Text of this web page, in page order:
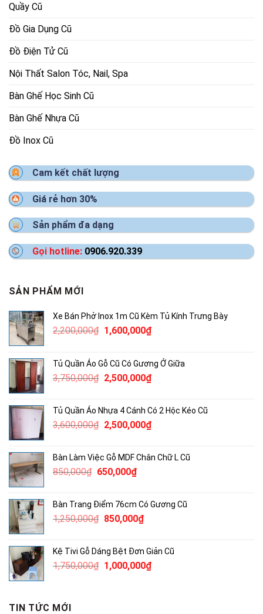
Quầy Cũ
Đồ Gia Dụng Cũ
Đồ Điện Tử Cũ
Nội Thất Salon Tóc, Nail, Spa
Bàn Ghế Học Sinh Cũ
Bàn Ghế Nhựa Cũ
Đồ Inox Cũ
Cam kết chất lượng
Giá rẻ hơn 30%
Sản phẩm đa dạng
Gọi hotline: 0906.920.339
SẢN PHẨM MỚI
Xe Bán Phở Inox 1m Cũ Kèm Tủ Kính Trưng Bày
2,200,000₫ Giá
2,200,000₫.
1,600,000₫Giá
là:
1,600,000₫.
Tủ Quần Áo Gỗ Cũ Có Gương Ở Giữa
3,750,000₫ Giá
3,750,000₫.
2,500,000₫Giá
là:
2,500,000₫.
Tủ Quần Áo Nhựa 4 Cánh Có 2 Hộc Kéo Cũ
3,600,000₫ Giá
3,600,000₫.
2,500,000₫Giá
là:
Bàn Làm Việc Gỗ MDF Chân Chữ L Cũ
850,000₫ Giá
850,000₫.
650,000₫Giá
là:
650,000₫.
Bàn Trang Điểm 76cm Có Gương Cũ
1,250,000₫ Giá
1,250,000₫.
850,000₫Giá
là:
850,000₫.
Kệ Tivi Gỗ Dáng Bệt Đơn Giản Cũ
1,750,000₫ Giá
1,000,000₫Giá
TIN TỨC MỚI